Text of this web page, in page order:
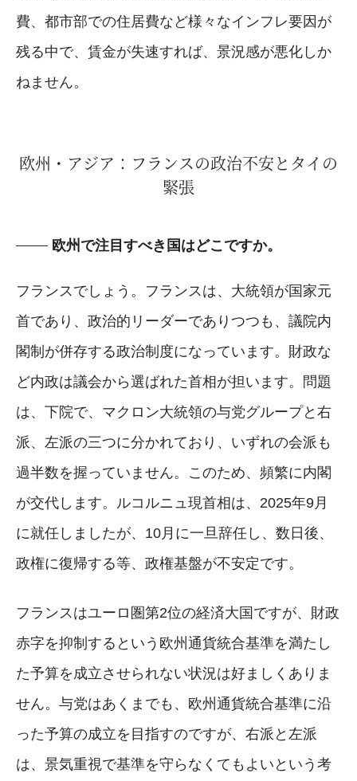
費、都市部での住居費など様々なインフレ要因が
残る中で、賃金が失速すれば、景況感が悪化しか
ねません。
欧州・アジア：フランスの政治不安とタイの
緊張
欧州で注目すべき国はどこですか。
フランスでしょう。フランスは、大統領が国家元
首であり、政治的リーダーでありつつも、議院内
閣制が併存する政治制度になっています。財政な
ど内政は議会から選ばれた首相が担います。問題
は、下院で、マクロン大統領の与党グループと右
派、左派の三つに分かれており、いずれの会派も
過半数を握っていません。このため、頻繁に内閣
が交代します。ルコルニュ現首相は、2025年9月
に就任しましたが、10月に一旦辞任し、数日後、
政権に復帰する等、政権基盤が不安定です。
フランスはユーロ圏第2位の経済大国ですが、財政
赤字を抑制するという欧州通貨統合基準を満たし
た予算を成立させられない状況は好ましくありま
せん。与党はあくまでも、欧州通貨統合基準に沿
った予算の成立を目指すのですが、右派と左派
は、景気重視で基準を守らなくてもよいという考